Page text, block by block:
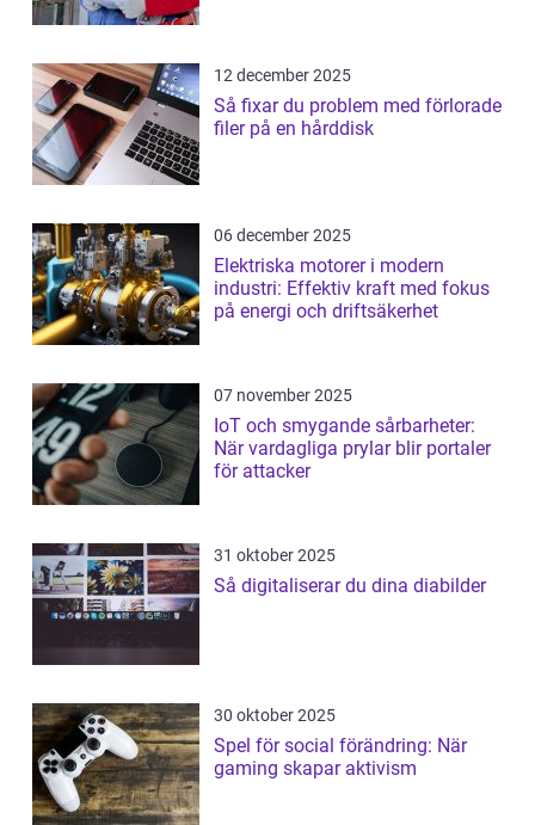
12 december 2025
Så fixar du problem med förlorade
filer på en hårddisk
06 december 2025
Elektriska motorer i modern
industri: Effektiv kraft med fokus
på energi och driftsäkerhet
07 november 2025
IoT och smygande sårbarheter:
När vardagliga prylar blir portaler
för attacker
31 oktober 2025
Så digitaliserar du dina diabilder
30 oktober 2025
Spel för social förändring: När
gaming skapar aktivism